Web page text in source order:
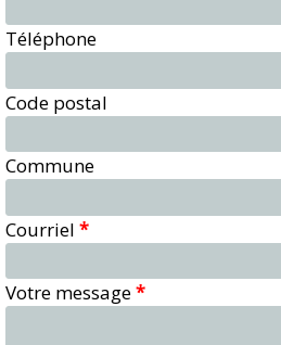
Téléphone
Code postal
Commune
Courriel *
Votre message*